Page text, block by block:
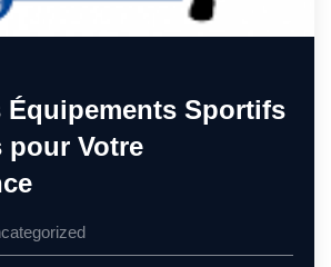
Équipements Sportifs
pour Votre